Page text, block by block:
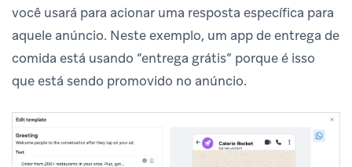
você usará para acionar uma resposta específica para
aquele anúncio. Neste exemplo, um app de entrega de
comida está usando “entrega grátis” porque é isso
que está sendo promovido no anúncio.